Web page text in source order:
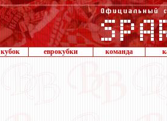
кубок еврокубки команда